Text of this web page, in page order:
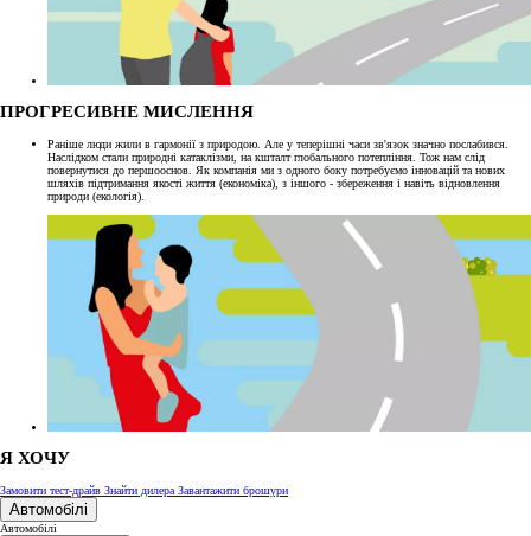
ПРОГРЕСИВНЕ МИСЛЕННЯ
Раніше люди жили в гармонії з природою. Але у теперішні часи зв'язок значно послабився.
Наслідком стали природні катаклізми, на кшталт глобального потепління. Тож нам слід
повернутися до першооснов. Як компанія ми з одного боку потребуємо інновацій та нових
шляхів підтримання якості життя (економіка), з іншого - збереження і навіть відновлення
природи (екологія).
Я ХОЧУ
Замовити тест-драйв Знайти дилера Завантажити брошури
Автомобілі
Автомобілі